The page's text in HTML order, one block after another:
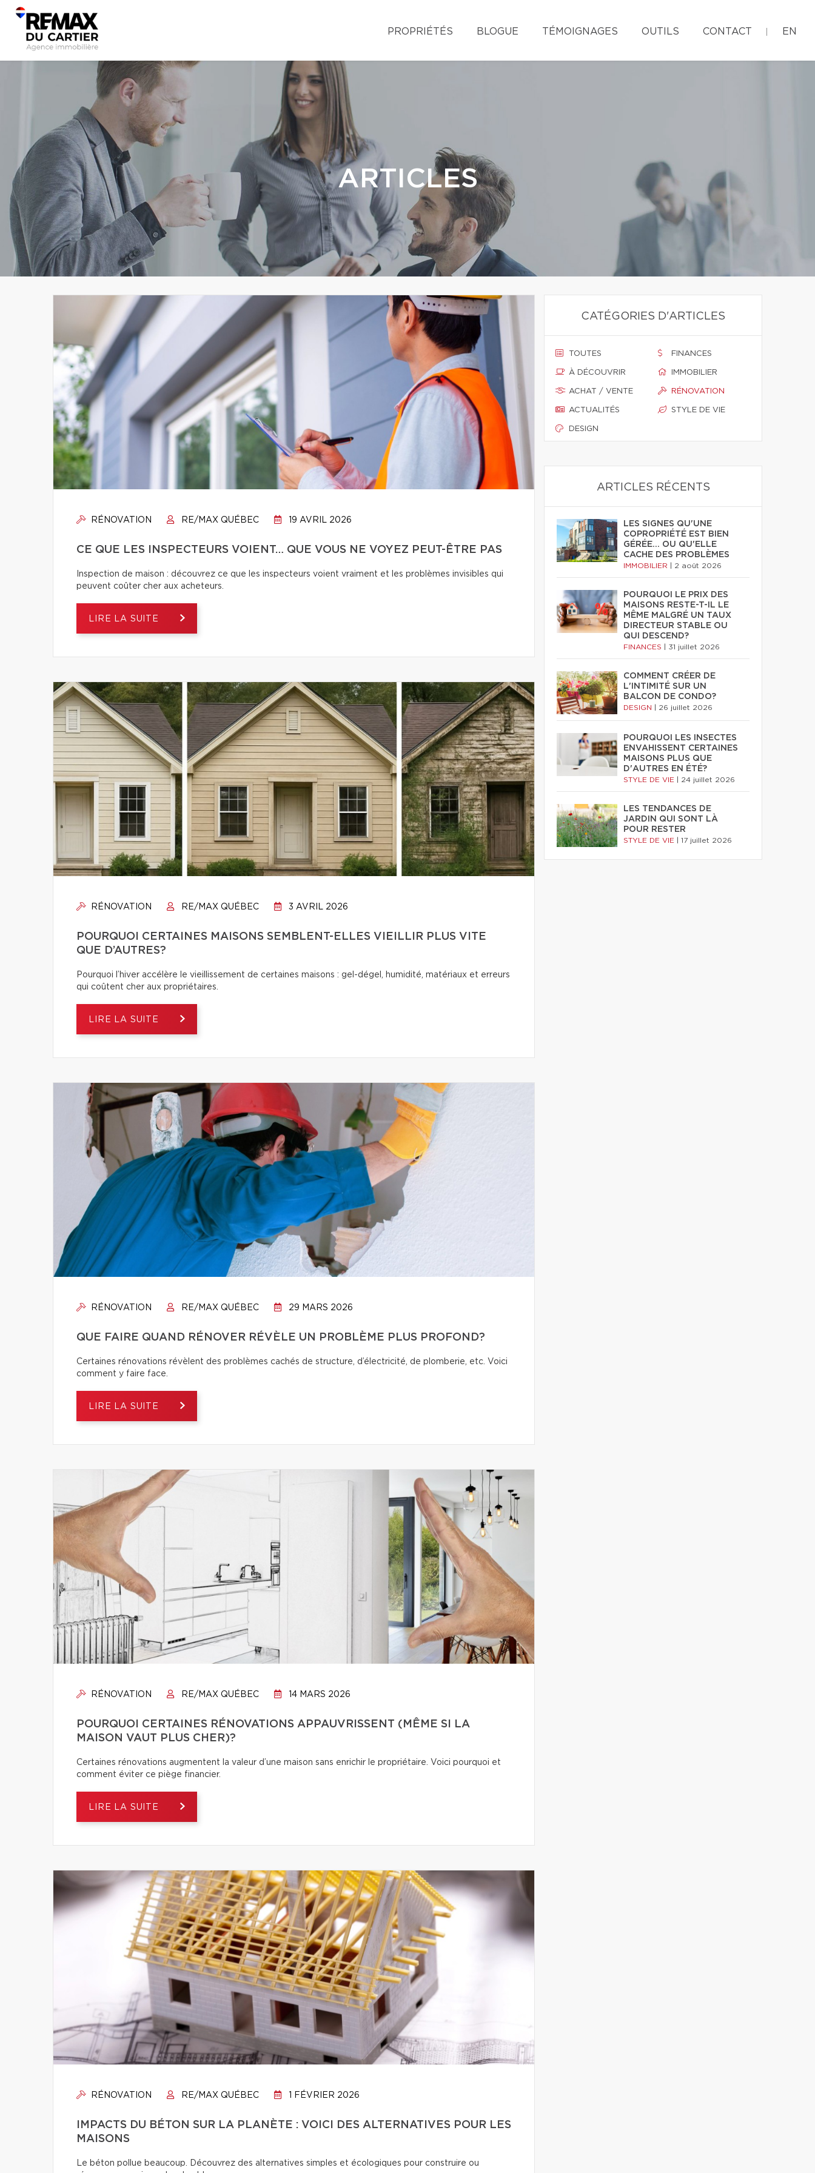
PROPRIÉTÉS BLOGUE TÉMOIGNAGES OUTILS CONTACT EN
ARTICLES
RÉNOVATION RE/MAX QUÉBEC 19 AVRIL 2026
CE QUE LES INSPECTEURS VOIENT… QUE VOUS NE VOYEZ PEUT-ÊTRE PAS
Inspection de maison : découvrez ce que les inspecteurs voient vraiment et les problèmes invisibles qui
peuvent coûter cher aux acheteurs.
LIRE LA SUITE
RÉNOVATION RE/MAX QUÉBEC 3 AVRIL 2026
POURQUOI CERTAINES MAISONS SEMBLENT-ELLES VIEILLIR PLUS VITE
QUE D’AUTRES?
Pourquoi l’hiver accélère le vieillissement de certaines maisons : gel-dégel, humidité, matériaux et erreurs
qui coûtent cher aux propriétaires.
LIRE LA SUITE
RÉNOVATION RE/MAX QUÉBEC 29 MARS 2026
QUE FAIRE QUAND RÉNOVER RÉVÈLE UN PROBLÈME PLUS PROFOND?
Certaines rénovations révèlent des problèmes cachés de structure, d’électricité, de plomberie, etc. Voici
comment y faire face.
LIRE LA SUITE
RÉNOVATION RE/MAX QUÉBEC 14 MARS 2026
POURQUOI CERTAINES RÉNOVATIONS APPAUVRISSENT (MÊME SI LA
MAISON VAUT PLUS CHER)?
Certaines rénovations augmentent la valeur d’une maison sans enrichir le propriétaire. Voici pourquoi et
comment éviter ce piège financier.
LIRE LA SUITE
RÉNOVATION RE/MAX QUÉBEC 1 FÉVRIER 2026
IMPACTS DU BÉTON SUR LA PLANÈTE : VOICI DES ALTERNATIVES POUR LES
MAISONS
Le béton pollue beaucoup. Découvrez des alternatives simples et écologiques pour construire ou
CATÉGORIES D'ARTICLES
TOUTES
À DÉCOUVRIR
ACHAT / VENTE
ACTUALITÉS
DESIGN
FINANCES
IMMOBILIER
RÉNOVATION
STYLE DE VIE
ARTICLES RÉCENTS
LES SIGNES QU'UNE
COPROPRIÉTÉ EST BIEN
GÉRÉE… OU QU'ELLE
CACHE DES PROBLÈMES
IMMOBILIER 2 août 2026
POURQUOI LE PRIX DES
MAISONS RESTE-T-IL LE
MÊME MALGRÉ UN TAUX
DIRECTEUR STABLE OU
QUI DESCEND?
FINANCES 31 juillet 2026
COMMENT CRÉER DE
L'INTIMITÉ SUR UN
BALCON DE CONDO?
DESIGN 26 juillet 2026
POURQUOI LES INSECTES
ENVAHISSENT CERTAINES
MAISONS PLUS QUE
D'AUTRES EN ÉTÉ?
STYLE DE VIE 24 juillet 2026
LES TENDANCES DE
JARDIN QUI SONT LÀ
POUR RESTER
STYLE DE VIE 17 juillet 2026